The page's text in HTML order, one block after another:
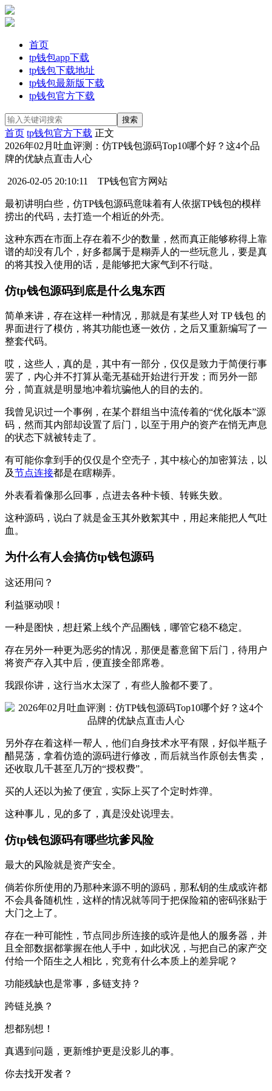
首页
tp钱包app下载
tp钱包下载地址
tp钱包最新版下载
tp钱包官方下载
首页 tp钱包官方下载 正文
2026年02月吐血评测：仿TP钱包源码Top10哪个好？这4个品
牌的优缺点直击人心
2026-02-05 20:10:11 TP钱包官方网站
最初讲明白些，仿TP钱包源码意味着有人依据TP钱包的模样
捞出的代码，去打造一个相近的外壳。
这种东西在市面上存在着不少的数量，然而真正能够称得上靠
谱的却没有几个，好多都属于是糊弄人的一些玩意儿，要是真
的将其投入使用的话，是能够把大家气到不行哒。
仿tp钱包源码到底是什么鬼东西
简单来讲，存在这样一种情况，那就是有某些人对 TP 钱包 的
界面进行了模仿，将其功能也逐一效仿，之后又重新编写了一
整套代码。
哎，这些人，真的是，其中有一部分，仅仅是致力于简便行事
罢了，内心并不打算从毫无基础开始进行开发；而另外一部
分，简直就是明显地冲着坑骗他人的目的去的。
我曾见识过一个事例，在某个群组当中流传着的“优化版本”源
码，然而其内部却设置了后门，以至于用户的资产在悄无声息
的状态下就被转走了。
有可能你拿到手的仅仅是个空壳子，其中核心的加密算法，以
及节点连接都是在瞎糊弄。
外表看着像那么回事，点进去各种卡顿、转账失败。
这种源码，说白了就是金玉其外败絮其中，用起来能把人气吐
血。
为什么有人会搞仿tp钱包源码
这还用问？
利益驱动呗！
一种是图快，想赶紧上线个产品圈钱，哪管它稳不稳定。
存在另外一种更为恶劣的情况，那便是蓄意留下后门，待用户
将资产存入其中后，便直接全部席卷。
我跟你讲，这行当水太深了，有些人脸都不要了。
另外存在着这样一帮人，他们自身技术水平有限，好似半瓶子
醋晃荡，拿着仿造的源码进行修改，而后就当作原创去售卖，
还收取几千甚至几万的“授权费”。
买的人还以为捡了便宜，实际上买了个定时炸弹。
这种事儿，见的多了，真是没处说理去。
仿tp钱包源码有哪些坑爹风险
最大的风险就是资产安全。
倘若你所使用的乃那种来源不明的源码，那私钥的生成或许都
不会具备随机性，这样的情况就等同于把保险箱的密码张贴于
大门之上了。
存在一种可能性，节点同步所连接的或许是他人的服务器，并
且全部数据都掌握在他人手中，如此状况，与把自己的家产交
付给一个陌生之人相比，究竟有什么本质上的差异呢？
功能残缺也是常事，多链支持？
跨链兑换？
想都别想！
真遇到问题，更新维护更是没影儿的事。
你去找开发者？